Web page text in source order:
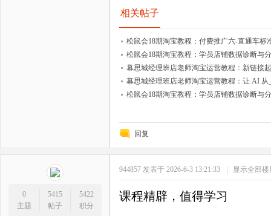
相关帖子
松鼠会18期淘宝教程：付费推广六-直通车
松鼠会18期淘宝教程：学员店铺数据诊断与
幕思城经理班店老师淘宝运营教程：新链接
幕思城经理班店老师淘宝运营教程：让 AI 从
松鼠会18期淘宝教程：学员店铺数据诊断与
回复
0
主题
5415
帖子
5422
积分
944857 发表于 2026-6-3 13:21:33 | 显示全部楼
课程精辟，值得学习